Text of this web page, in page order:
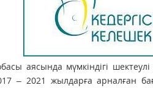
аясында мүмкіндігі
– 2021 жылдарға арналған